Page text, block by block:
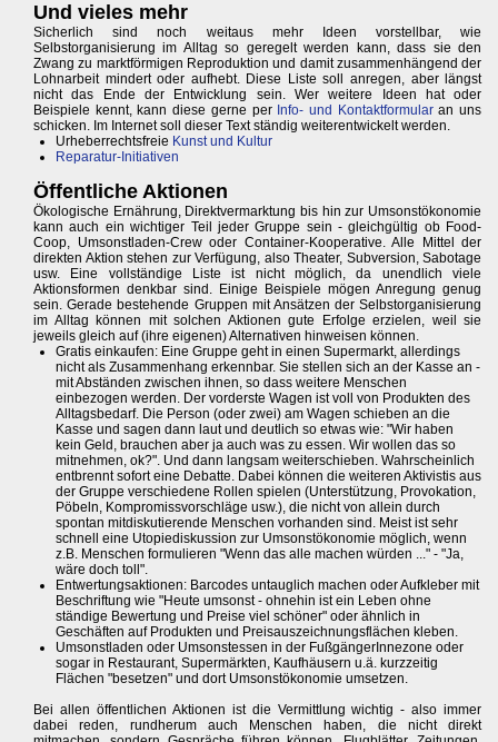
Und vieles mehr
Sicherlich sind noch weitaus mehr Ideen vorstellbar, wie
Selbstorganisierung im Alltag so geregelt werden kann, dass sie den
Zwang zu marktförmigen Reproduktion und damit zusammenhängend der
Lohnarbeit mindert oder aufhebt. Diese Liste soll anregen, aber längst
nicht das Ende der Entwicklung sein. Wer weitere Ideen hat oder
Beispiele kennt, kann diese gerne per Info- und Kontaktformularan uns
schicken. Im Internet soll dieser Text ständig weiterentwickelt werden.
Urheberrechtsfreie Kunst und Kultur
Reparatur-Initiativen
Öffentliche Aktionen
Ökologische Ernährung, Direktvermarktung bis hin zur Umsonstökonomie
kann auch ein wichtiger Teil jeder Gruppe sein - gleichgültig ob Food-
Coop, Umsonstladen-Crew oder Container-Kooperative. Alle Mittel der
direkten Aktion stehen zur Verfügung, also Theater, Subversion, Sabotage
usw. Eine vollständige Liste ist nicht möglich, da unendlich viele
Aktionsformen denkbar sind. Einige Beispiele mögen Anregung genug
sein. Gerade bestehende Gruppen mit Ansätzen der Selbstorganisierung
im Alltag können mit solchen Aktionen gute Erfolge erzielen, weil sie
jeweils gleich auf (ihre eigenen) Alternativen hinweisen können.
Gratis einkaufen: Eine Gruppe geht in einen Supermarkt, allerdings
nicht als Zusammenhang erkennbar. Sie stellen sich an der Kasse an -
mit Abständen zwischen ihnen, so dass weitere Menschen
einbezogen werden. Der vorderste Wagen ist voll von Produkten des
Alltagsbedarf. Die Person (oder zwei) am Wagen schieben an die
Kasse und sagen dann laut und deutlich so etwas wie: "Wir haben
kein Geld, brauchen aber ja auch was zu essen. Wir wollen das so
mitnehmen, ok?". Und dann langsam weiterschieben. Wahrscheinlich
entbrennt sofort eine Debatte. Dabei können die weiteren Aktivistis aus
der Gruppe verschiedene Rollen spielen (Unterstützung, Provokation,
Pöbeln, Kompromissvorschläge usw.), die nicht von allein durch
spontan mitdiskutierende Menschen vorhanden sind. Meist ist sehr
schnell eine Utopiediskussion zur Umsonstökonomie möglich, wenn
z.B. Menschen formulieren "Wenn das alle machen würden ..." - "Ja,
wäre doch toll".
Entwertungsaktionen: Barcodes untauglich machen oder Aufkleber mit
Beschriftung wie "Heute umsonst - ohnehin ist ein Leben ohne
ständige Bewertung und Preise viel schöner" oder ähnlich in
Geschäften auf Produkten und Preisauszeichnungsflächen kleben.
Umsonstladen oder Umsonstessen in der FußgängerInnezone oder
sogar in Restaurant, Supermärkten, Kaufhäusern u.ä. kurzzeitig
Flächen "besetzen" und dort Umsonstökonomie umsetzen.
Bei allen öffentlichen Aktionen ist die Vermittlung wichtig - also immer
dabei reden, rundherum auch Menschen haben, die nicht direkt